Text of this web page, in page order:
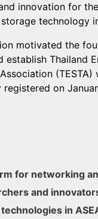
innovation for
technology
motivated the
establish Thailand
(TESTA)
on
for networking
and
in